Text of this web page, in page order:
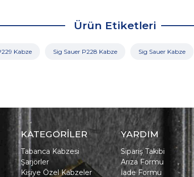
Ürün Etiketleri
Kabze Sig Sauer P228 Kabze Sig Sauer Kabze
KATEGORİLER
Tabanca Kabzesi
Şarjörler
Kişiye Özel Kabzeler
YARDIM
Sipariş Takibi
Arıza Formu
İade Formu